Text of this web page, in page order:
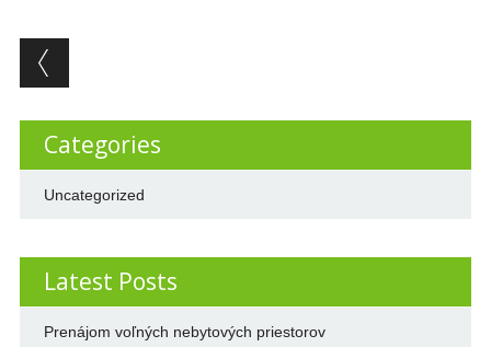
Post navigation
Categories
Uncategorized
Latest Posts
Prenájom voľných nebytových priestorov